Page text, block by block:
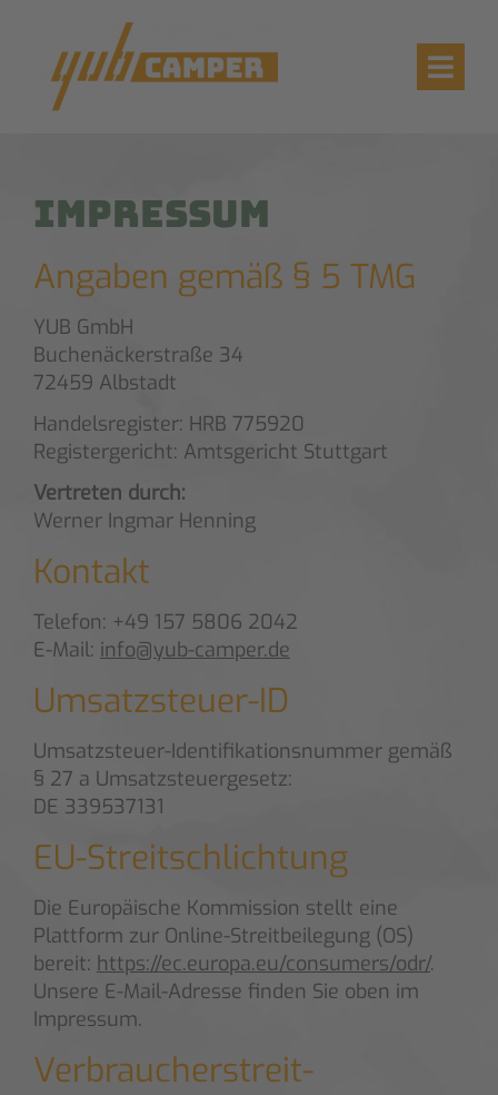
Impressum
Angaben gemäß § 5 TMG
YUB GmbH
Buchenäckerstraße 34
72459 Albstadt
Handelsregister: HRB 775920
Registergericht: Amtsgericht Stuttgart
Vertreten durch:
Werner Ingmar Henning
Kontakt
Telefon: +49 157 5806 2042
E-Mail: info@yub-camper.de
Umsatzsteuer-ID
Umsatzsteuer-Identifikationsnummer gemäß
§ 27 a Umsatzsteuergesetz:
DE 339537131
EU-Streitschlichtung
Die Europäische Kommission stellt eine
Plattform zur Online-Streitbeilegung (OS)
bereit: https://ec.europa.eu/consumers/odr/.
Unsere E-Mail-Adresse finden Sie oben im
Impressum.
Verbraucher­streit­